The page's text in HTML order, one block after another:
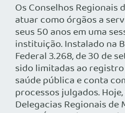
Os Conselhos
atuar como órgãos a
seus 50 anos em uma
instituição. Instalado na
Federal 3.268, de 30 de
sido limitadas ao
saúde pública e conta
processos julgados.
Delegacias Regionais de